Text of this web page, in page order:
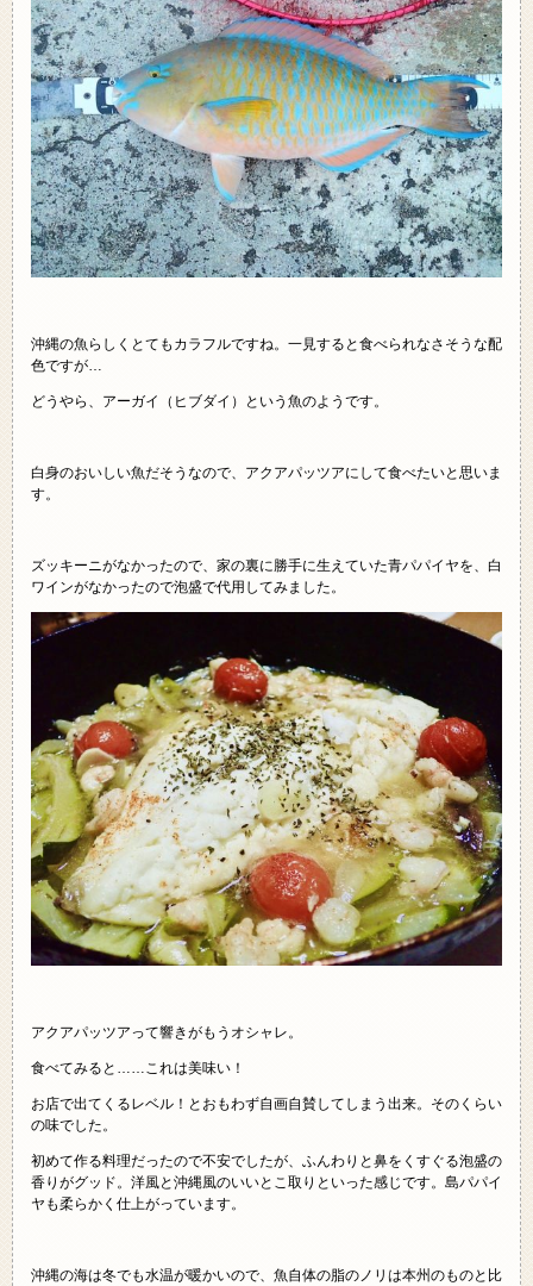
沖縄の魚らしくとてもカラフルですね。一見すると食べられなさそうな配
色ですが…
どうやら、アーガイ（ヒブダイ）という魚のようです。
白身のおいしい魚だそうなので、アクアパッツアにして食べたいと思いま
す。
ズッキーニがなかったので、家の裏に勝手に生えていた青パパイヤを、白
ワインがなかったので泡盛で代用してみました。
アクアパッツアって響きがもうオシャレ。
食べてみると……これは美味い！
お店で出てくるレベル！とおもわず自画自賛してしまう出来。そのくらい
の味でした。
初めて作る料理だったので不安でしたが、ふんわりと鼻をくすぐる泡盛の
香りがグッド。洋風と沖縄風のいいとこ取りといった感じです。島パパイ
ヤも柔らかく仕上がっています。
沖縄の海は冬でも水温が暖かいので、魚自体の脂のノリは本州のものと比